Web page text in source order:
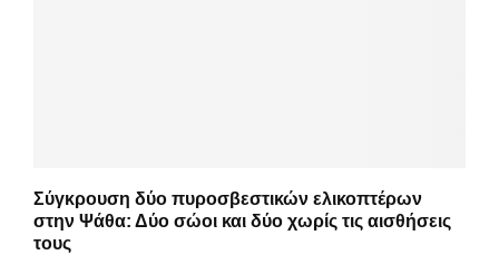
Σύγκρουση δύο πυροσβεστικών ελικοπτέρων
στην Ψάθα: Δύο σώοι και δύο χωρίς τις αισθήσεις
τους